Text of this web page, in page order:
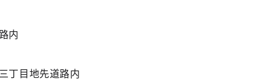
内
丁目地先道路内